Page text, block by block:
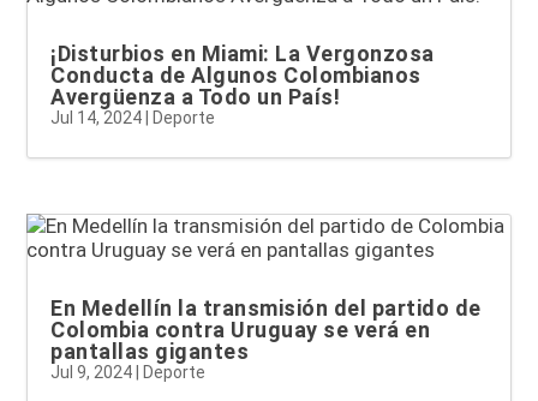
¡Disturbios en Miami: La Vergonzosa
Conducta de Algunos Colombianos
Avergüenza a Todo un País!
Jul 14, 2024|Deporte
En Medellín la transmisión del partido de
Colombia contra Uruguay se verá en
pantallas gigantes
Jul 9, 2024 Deporte